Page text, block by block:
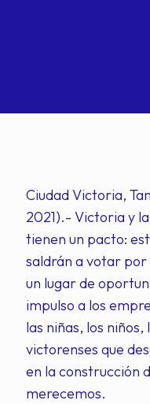
Ciudad Victoria,
2021).- Victoria y
tienen un pacto:
saldrán a votar
un lugar de
impulso a los
las niñas, los
victorenses que
en la construcción
merecemos.